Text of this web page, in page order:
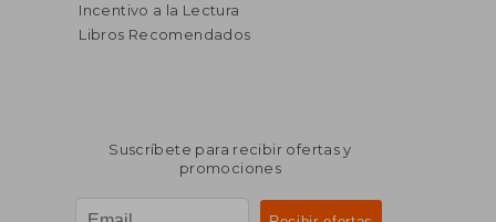
Incentivo a la Lectura
Libros Recomendados
Suscríbete para recibir ofertas y
promociones